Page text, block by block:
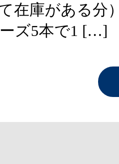
て在庫がある分
ズ5本で1 […]